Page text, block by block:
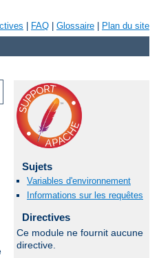
FAQ Glossaire Plan du site
Sujets
Variables d'environnement
Informations sur les requêtes
Directives
Ce module ne fournit aucune
directive.